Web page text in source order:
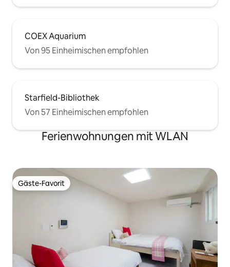
COEX Aquarium
Von 95 Einheimischen empfohlen
Starfield-Bibliothek
Von 57 Einheimischen empfohlen
Ferienwohnungen mit WLAN
Gäste-Favorit
Gäste-Favorit